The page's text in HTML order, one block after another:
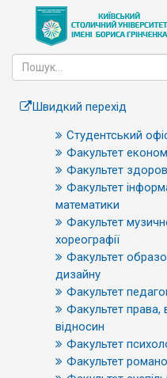
Швидкий перехід
Студентський
Факультет
Факультет
Факультет
математики
Факультет
хореографії
Факультет
дизайну
Факультет
Факультет права,
відносин
Факультет
Факультет